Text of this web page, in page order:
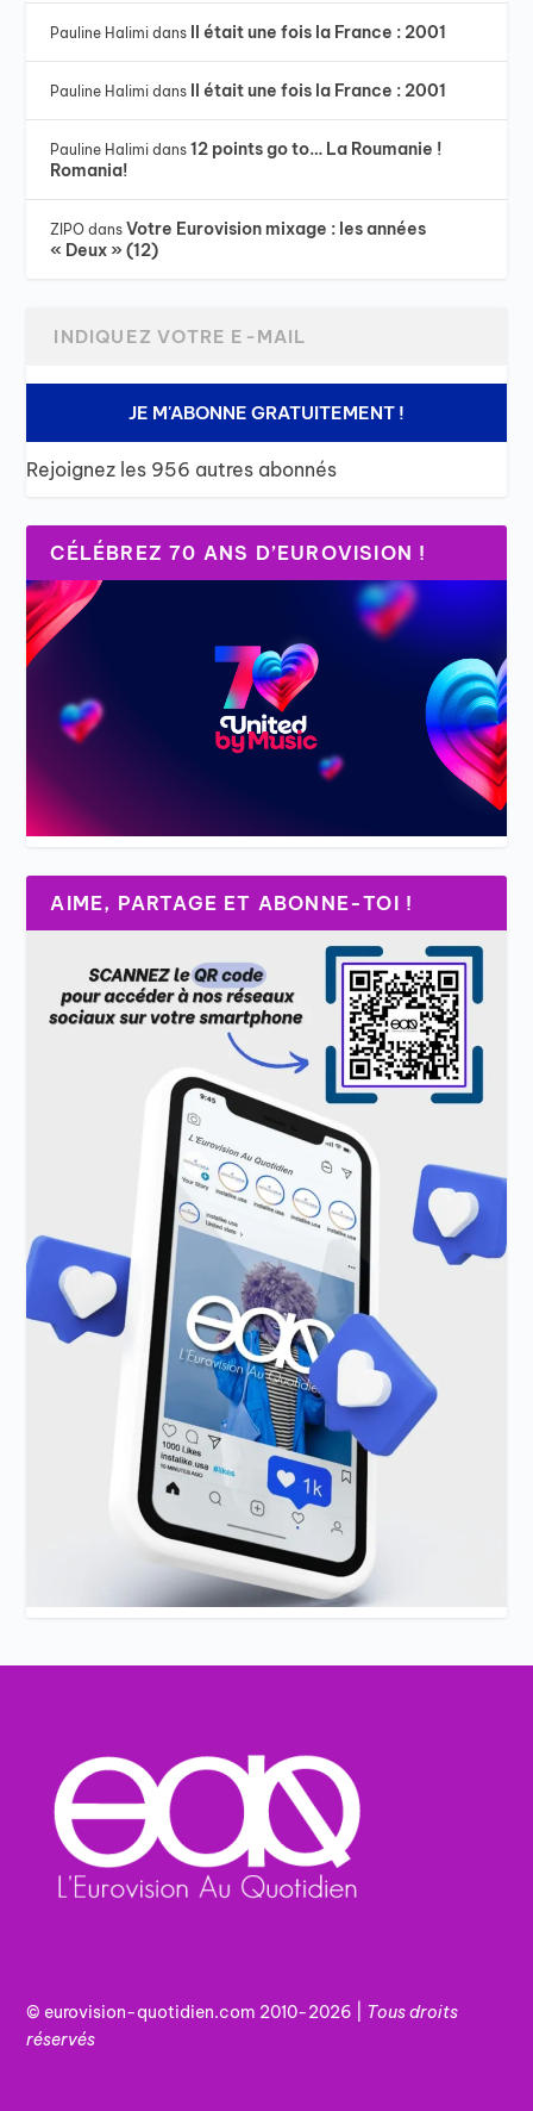
Pauline Halimi dans Il était une fois la France : 2001
Pauline Halimi dans Il était une fois la France : 2001
Pauline Halimi dans12 points go to… La Roumanie !
Romania!
ZIPO dansVotre Eurovision mixage : les années
« Deux » (12)
JE M'ABONNE GRATUITEMENT !
Rejoignez les 956 autres abonnés
CÉLÉBREZ 70 ANS D’EUROVISION !
AIME, PARTAGE ET ABONNE-TOI !
© eurovision-quotidien.com 2010-2026 | Tousdroits
réservés